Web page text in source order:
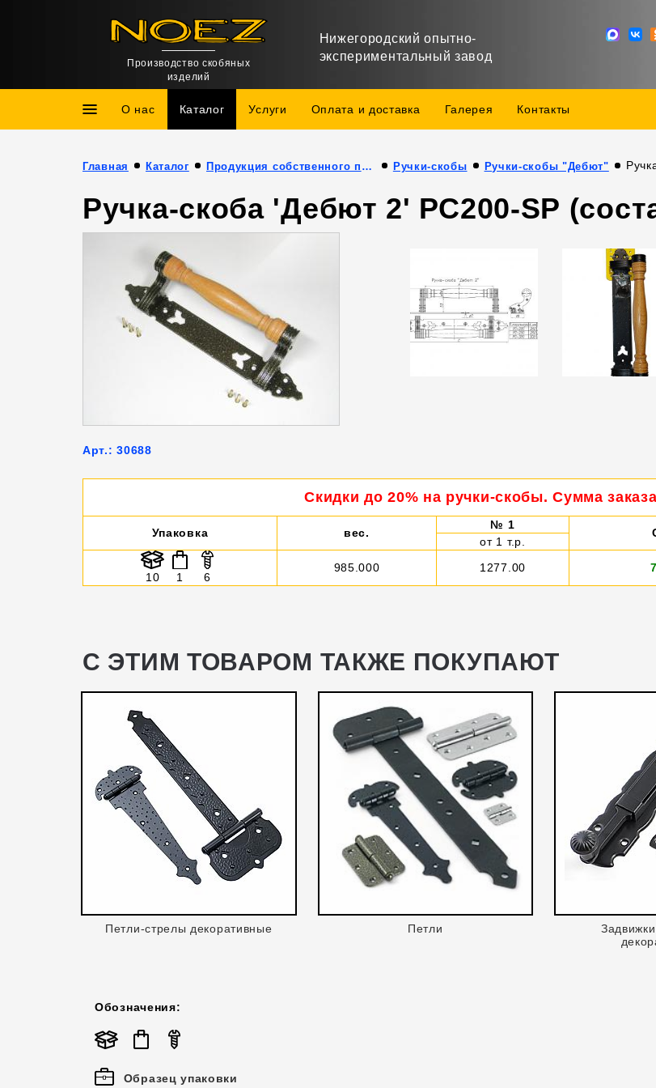
Производство скобяных
изделий
Нижегородский опытно-
экспериментальный завод
О нас Каталог Услуги Оплата и доставка Галерея Контакты
Главная Каталог Продукция собственного производства Ручки-скобы Ручки-скобы "Дебют"
Ручка-скоба 'Дебют 2' РС200-SР
Арт.: 30688
Скидки до 20% на ручки-скобы. Сумма
Упаковка вес.
№ 1
от 1 т.р.
10 1 6
985.000 1277.00
С ЭТИМ ТОВАРОМ ТАКЖЕ ПОКУПАЮТ
Петли-стрелы декоративные Петли
Обозначения:
Образец упаковки